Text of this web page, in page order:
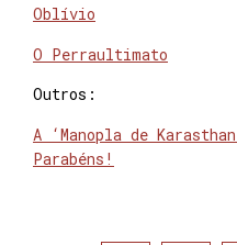
Oblívio
O Perraultimato
Outros:
A ‘Manopla de
Parabéns!